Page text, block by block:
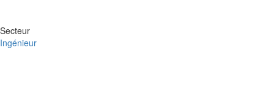
Secteur
Ingénieur